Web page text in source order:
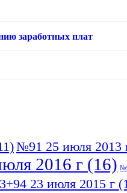
заработных плат
№91 25 июля 2013
2016 г (16)
23 июля 2015 г